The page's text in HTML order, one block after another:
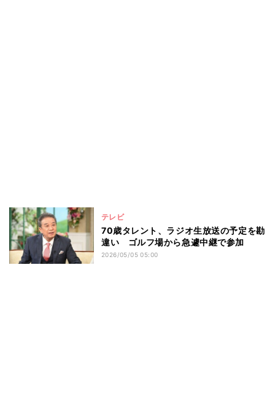
テレビ
70歳タレント、ラジオ生放送の予定を勘
違い ゴルフ場から急遽中継で参加
2026/05/05 05:00